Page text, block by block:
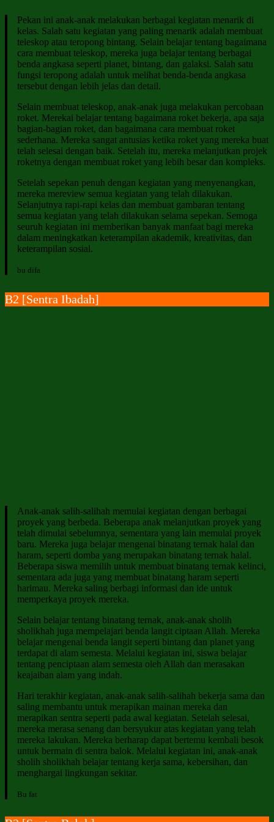
Pekan ini anak-anak melakukan berbagai kegiatan menarik di
kelas. Salah satu kegiatan yang paling menarik adalah membuat
teleskop atau teropong bintang. Selain belajar tentang bagaimana
cara membuat teleskop, mereka juga belajar tentang berbagai
benda angkasa seperti planet, bintang, dan galaksi. Salah satu
fungsi teropong adalah untuk melihat benda-benda angkasa
tersebut dengan lebih jelas dan detail.
Selain membuat teleskop, anak-anak juga melakukan percobaan
roket. Merekai belajar tentang bagaimana roket bekerja, apa saja
bagian-bagian roket, dan bagaimana cara membuat roket
sederhana. Mereka sangat antusias ketika roket yang mereka buat
telah selesai dengan baik. Setelah itu, mereka melanjutkan projek
roketnya dengan membuat roket yang lebih besar dan kompleks.
Setelah sepekan penuh dengan kegiatan yang menyenangkan,
mereka mereview semua kegiatan yang telah dilakukan.
Selanjutnya rapi-rapi kelas dan membuat gambaran tentang
semua kegiatan yang telah dilakukan selama sepekan. Semoga
seuruh kegiatan ini memberikan banyak manfaat bagi mereka
dalam meningkatkan keterampilan akademik, kreativitas, dan
keterampilan sosial.
bu difa
B2 [Sentra Ibadah]
Anak-anak salih-salihah memulai kegiatan dengan berbagai
proyek yang berbeda. Beberapa anak melanjutkan proyek yang
telah dimulai sebelumnya, sementara yang lain memulai proyek
baru. Mereka juga belajar mengenai binatang ternak halal dan
haram, seperti domba yang merupakan binatang ternak halal.
Beberapa siswa memilih untuk membuat binatang ternak kelinci,
sementara ada juga yang membuat binatang haram seperti
harimau. Mereka saling berbagi informasi dan ide untuk
memperkaya proyek mereka.
Selain belajar tentang binatang ternak, anak-anak sholih
sholikhah juga mempelajari benda langit ciptaan Allah. Mereka
belajar mengenai benda langit seperti bintang dan planet yang
terdapat di alam semesta. Melalui kegiatan ini, siswa belajar
tentang penciptaan alam semesta oleh Allah dan merasakan
keajaiban alam yang indah.
Hari terakhir kegiatan, anak-anak salih-salihah bekerja sama dan
saling membantu untuk merapikan mainan mereka dan
merapikan sentra seperti pada awal kegiatan. Setelah selesai,
mereka merasa senang dan bersyukur atas kegiatan yang telah
mereka lakukan. Mereka berharap dapat bertemu kembali besok
untuk bermain di sentra balok. Melalui kegiatan ini, anak-anak
sholih sholikhah belajar tentang kerja sama, kebersihan, dan
menghargai lingkungan sekitar.
Bu fat